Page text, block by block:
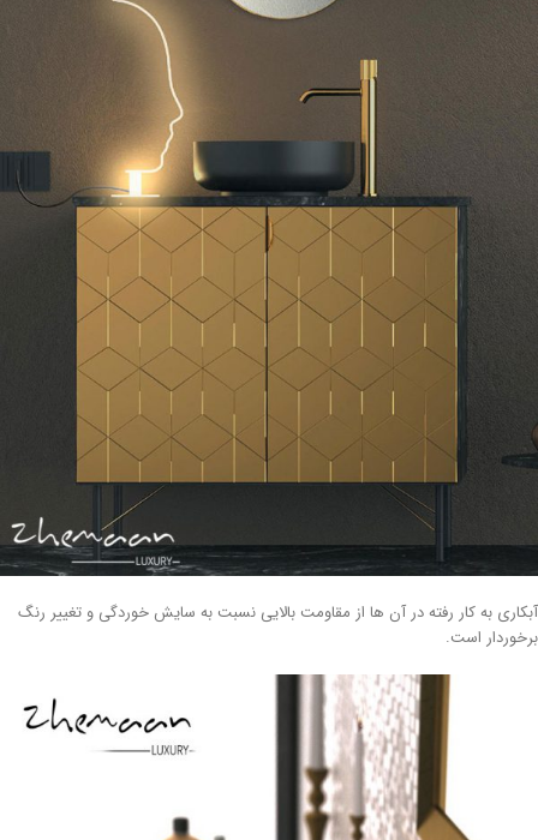
به کار رفته در آن ها از مقاومت بالایی نسبت به سایش خوردگی و تغییر رنگ
است.